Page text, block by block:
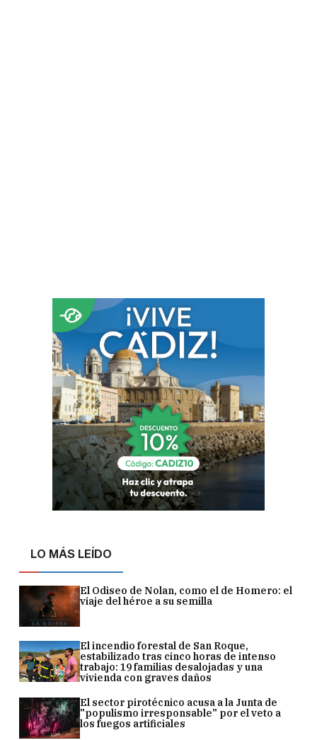
LO MÁS LEÍDO
El Odiseo de Nolan, como el de Homero: el
viaje del héroe a su semilla
El incendio forestal de San Roque,
estabilizado tras cinco horas de intenso
trabajo: 19 familias desalojadas y una
vivienda con graves daños
El sector pirotécnico acusa a la Junta de
"populismo irresponsable" por el veto a
los fuegos artificiales